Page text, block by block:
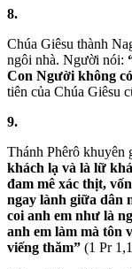
8.
Chúa Giêsu thành
ngôi nhà. Người nói:
Con Người không
tiên của Chúa Giêsu
9.
Thánh Phêrô khuyên
khách lạ và là lữ
đam mê xác thịt,
ngay lành giữa dân
coi anh em như là
anh em làm mà tôn
viếng thăm” (1 Pr